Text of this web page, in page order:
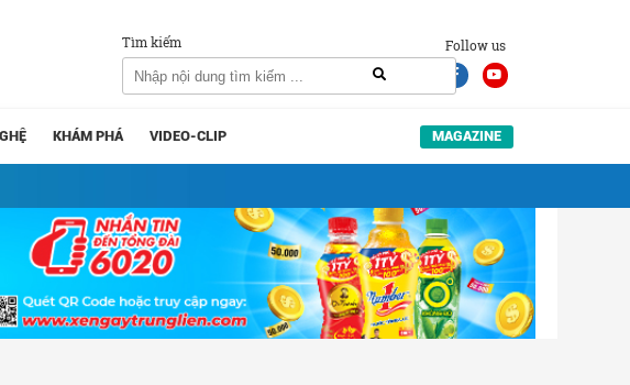
Follow us
Tìm kiếm
KHÁM PHÁ VIDEO-CLIP MAGAZINE